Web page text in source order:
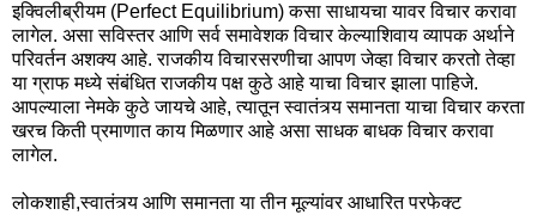
इक्विलीब्रीयम (Perfect Equilibrium) कसा साधायचा यावर विचार करावा
लागेल. असा सविस्तर आणि सर्व समावेशक विचार केल्याशिवाय व्यापक अर्थाने
परिवर्तन अशक्य आहे. राजकीय विचारसरणीचा आपण जेव्हा विचार करतो तेव्हा
या ग्राफ मध्ये संबंधित राजकीय पक्ष कुठे आहे याचा विचार झाला पाहिजे.
आपल्याला नेमके कुठे जायचे आहे, त्यातून स्वातंत्र्य समानता याचा विचार करता
खरच किती प्रमाणात काय मिळणार आहे असा साधक बाधक विचार करावा
लागेल.
लोकशाही,स्वातंत्र्य आणि समानता या तीन मूल्यांवर आधारित परफेक्ट